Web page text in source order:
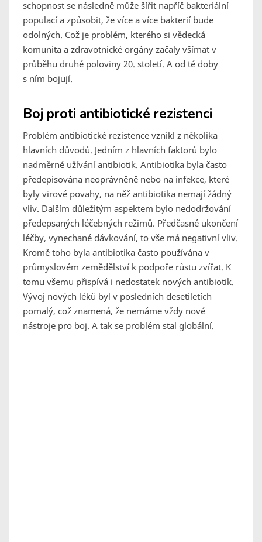
schopnost se následně může šířit napříč bakteriální
populací a způsobit, že více a více bakterií bude
odolných. Což je problém, kterého si vědecká
komunita a zdravotnické orgány začaly všímat v
průběhu druhé poloviny 20. století. A od té doby
s ním bojují.
Boj proti antibiotické rezistenci
Problém antibiotické rezistence vznikl z několika
hlavních důvodů. Jedním z hlavních faktorů bylo
nadměrné užívání antibiotik. Antibiotika byla často
předepisována neoprávněně nebo na infekce, které
byly virové povahy, na něž antibiotika nemají žádný
vliv. Dalším důležitým aspektem bylo nedodržování
předepsaných léčebných režimů. Předčasné ukončení
léčby, vynechané dávkování, to vše má negativní vliv.
Kromě toho byla antibiotika často používána v
průmyslovém zemědělství k podpoře růstu zvířat. K
tomu všemu přispívá i nedostatek nových antibiotik.
Vývoj nových léků byl v posledních desetiletích
pomalý, což znamená, že nemáme vždy nové
nástroje pro boj. A tak se problém stal globální.